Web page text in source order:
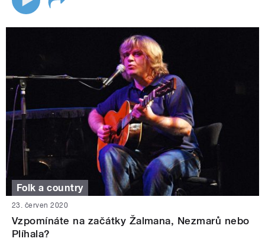
Folk a country
23. červen 2020
Vzpomínáte na začátky Žalmana, Nezmarů nebo
Plíhala?